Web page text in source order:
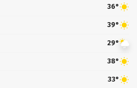
36°
39°
29°
38°
33°